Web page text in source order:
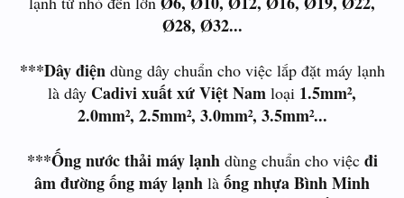
Ø28, Ø32...
***Dây điệndùng dây chuẩn cho việc lắp đặt máy lạnh
là dây Cadivi xuất xứ Việt Nam loại 1.5mm²,
2.0mm², 2.5mm², 3.0mm², 3.5mm²...
***Ống nước thải máy lạnhdùng chuẩn cho việc đi
âm đường ống máy lạnh là ống nhựa Bình Minh